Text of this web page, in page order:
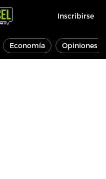
Inscribirse
Economía Opiniones